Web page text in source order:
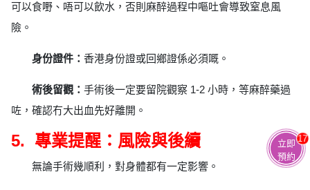
可以食嘢、唔可以飲水，否則麻醉過程中嘔吐會導致窒息風
險。
身份證件： 香港身份證或回鄉證係必須嘅。
術後留觀： 手術後一定要留院觀察 1-2 小時，等麻醉藥過
咗，確認冇大出血先好離開。
5. 專業提醒：風險與後續
無論手術幾順利，對身體都有一定影響。
立即
預約
17